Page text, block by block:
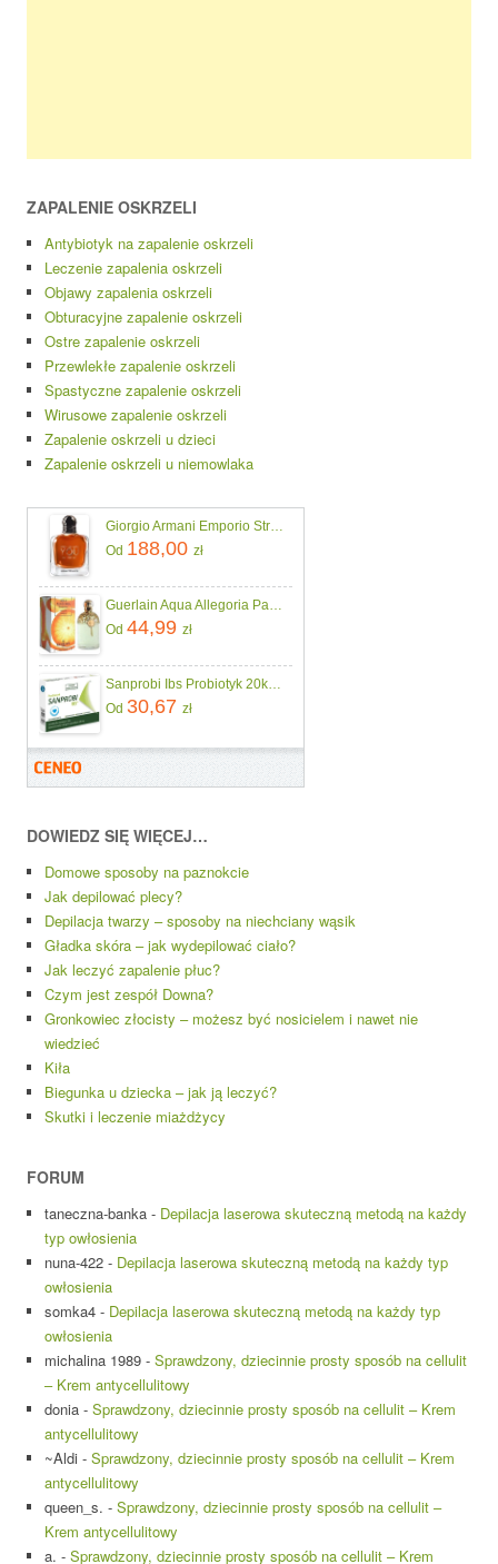
ZAPALENIE OSKRZELI
Antybiotyk na zapalenie oskrzeli
Leczenie zapalenia oskrzeli
Objawy zapalenia oskrzeli
Obturacyjne zapalenie oskrzeli
Ostre zapalenie oskrzeli
Przewlekłe zapalenie oskrzeli
Spastyczne zapalenie oskrzeli
Wirusowe zapalenie oskrzeli
Zapalenie oskrzeli u dzieci
Zapalenie oskrzeli u niemowlaka
Giorgio Armani Emporio Stronger With You Intensely Woda Perfumowana 100ml
Od 188,00 zł
Guerlain Aqua Allegoria Pamplelune woda toaletowa 10 ml
Od 44,99 zł
Sanprobi Ibs Probiotyk 20kaps.
Od 30,67 zł
DOWIEDZ SIĘ WIĘCEJ…
Domowe sposoby na paznokcie
Jak depilować plecy?
Depilacja twarzy – sposoby na niechciany wąsik
Gładka skóra – jak wydepilować ciało?
Jak leczyć zapalenie płuc?
Czym jest zespół Downa?
Gronkowiec złocisty – możesz być nosicielem i nawet nie
wiedzieć
Kiła
Biegunka u dziecka – jak ją leczyć?
Skutki i leczenie miażdżycy
FORUM
taneczna-banka - Depilacja laserowa skuteczną metodą na każdy
typ owłosienia
nuna-422 - Depilacja laserowa skuteczną metodą na każdy typ
owłosienia
somka4 - Depilacja laserowa skuteczną metodą na każdy typ
owłosienia
michalina 1989 - Sprawdzony, dziecinnie prosty sposób na cellulit
– Krem antycellulitowy
donia - Sprawdzony, dziecinnie prosty sposób na cellulit – Krem
antycellulitowy
~Aldi - Sprawdzony, dziecinnie prosty sposób na cellulit – Krem
antycellulitowy
queen_s. - Sprawdzony, dziecinnie prosty sposób na cellulit –
Krem antycellulitowy
a. - Sprawdzony, dziecinnie prosty sposób na cellulit – Krem